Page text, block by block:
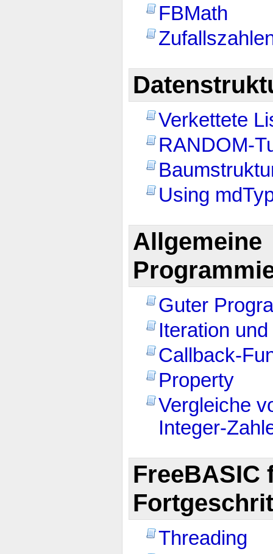
FBMath
Verkettete
RANDOM-
Using
Allgemeine
Guter
Iteration
Callback-
Property
Vergleiche
Integer-
FreeBASIC
Threading